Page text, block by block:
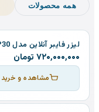
همه محصولات
لیزر فایبر آنلاین مدل LFP30
۷۲۰٬۰۰۰٬۰۰۰ تومان
مشاهده و خرید